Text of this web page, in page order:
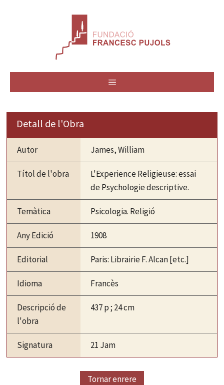
Detall de l'Obra
Autor James, William
Títol de l'obra
L'Experience Religieuse: essai
de Psychologie descriptive.
Temàtica Psicologia. Religió
Any Edició 1908
Editorial Paris: Librairie F. Alcan [etc.]
Idioma Francès
Descripció de
l'obra
437 p ; 24 cm
Signatura 21 Jam
Tornar enrere